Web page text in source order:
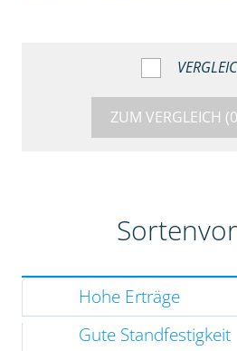
ZUM VERGLEICH
Hohe Erträge
Gute Standfestigkeit